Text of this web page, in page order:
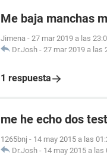
Me baja manchas
Jimena - 27 mar 2019 a las
Dr.Josh - 27 mar 2019 a las
1 respuesta
me he echo dos
1265bnj - 14 may 2015 a las
Dr.Josh - 14 may 2015 a las